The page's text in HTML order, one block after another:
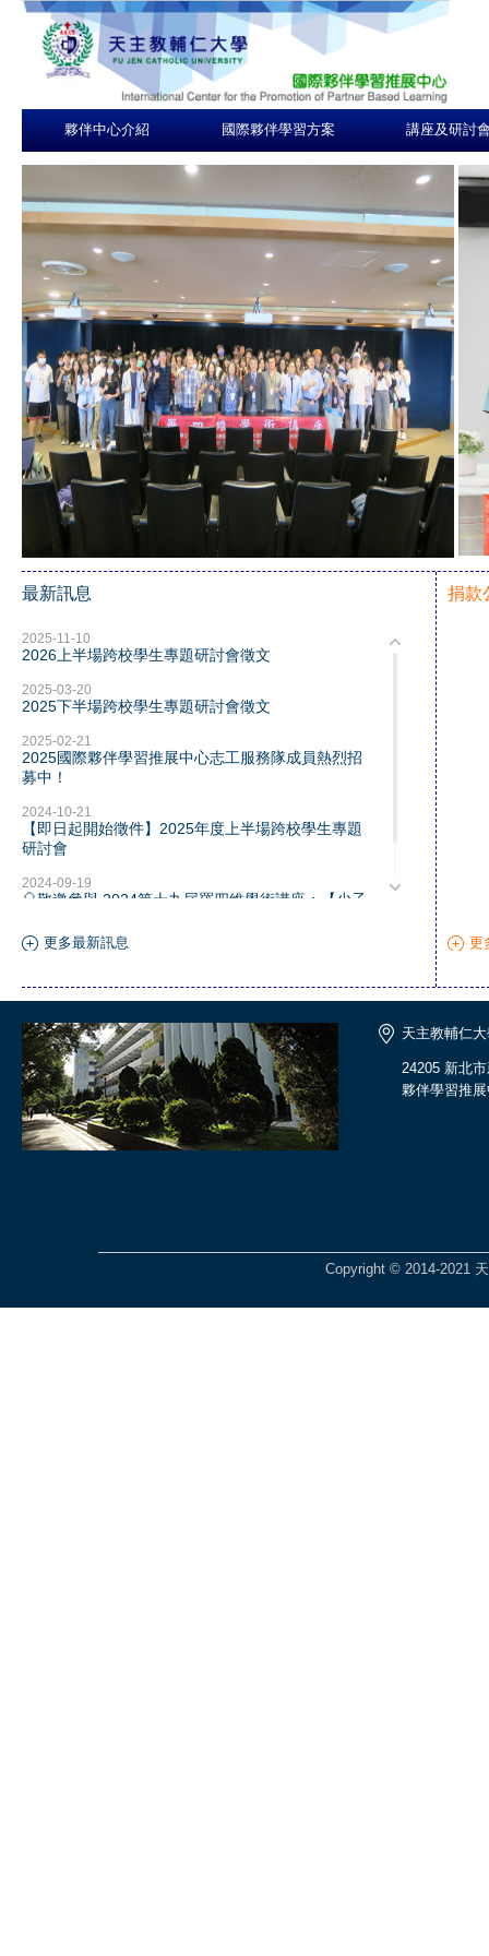
夥伴中心介紹 國際夥伴學習方案 講座及研討
最新訊息
2025-11-10
2026上半場跨校學生專題研討會徵文
2025-03-20
2025下半場跨校學生專題研討會徵文
2025-02-21
2025國際夥伴學習推展中心志工服務隊成員熱烈招
募中！
2024-10-21
【即日起開始徵件】2025年度上半場跨校學生專題
研討會
2024-09-19
🎈敬邀參與 2024第十九屆羅四維學術講座：【少子
更多最新訊息
捐款
更
天主教輔仁
24205 新北
夥伴學習推
Copyright © 2014-2021